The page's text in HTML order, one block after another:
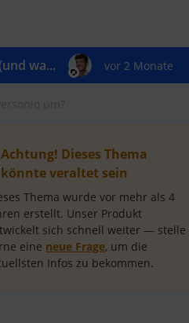
wa... vor 2 Monate
Achtung! Dieses Thema
könnte veraltet sein
Thema wurde vor mehr als 4
erstellt. Unser Produkt
sich schnell weiter — stelle
eine neue Frage, um die
Infos zu bekommen.